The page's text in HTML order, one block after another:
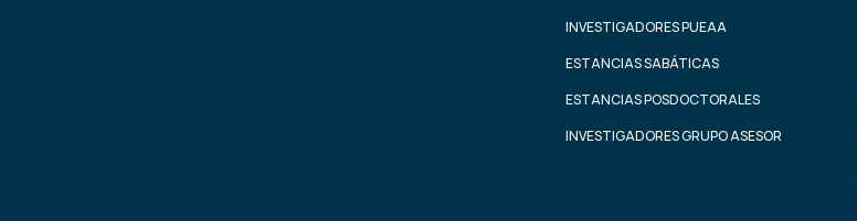
INVESTIGADORES PUEAA
ESTANCIAS SABÁTICAS
ESTANCIAS POSDOCTORALES
INVESTIGADORES GRUPO ASESOR